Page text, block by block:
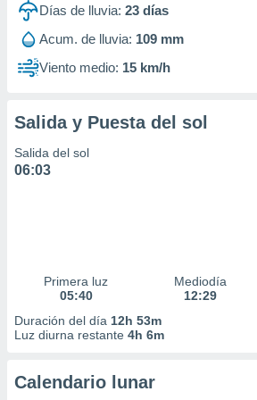
utilizar
uso de
la
contenido
o a través
de
con el
Días de lluvia: 23 días
Acum. de lluvia: 109 mm
Viento medio: 15 km/h
Salida y Puesta del sol
Salida del sol
06:03
Primera luz
05:40
Mediodía
12:29
Duración del día 12h 53m
Luz diurna restante 4h 6m
Calendario lunar